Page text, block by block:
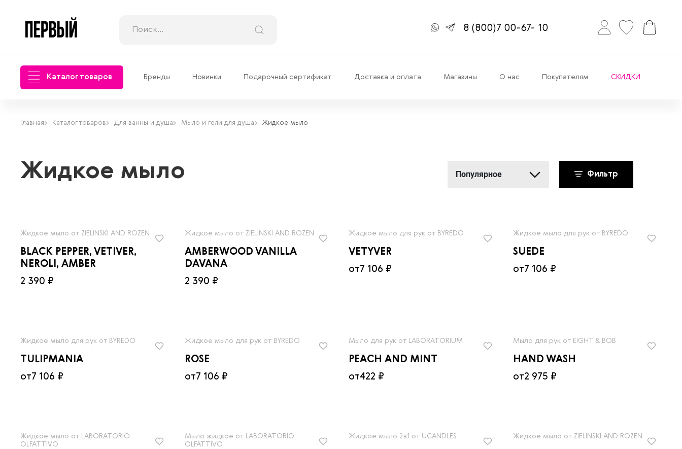
8(800)7 00-67- 10
Каталог товаров Бренды Новинки Подарочный сертификат Доставка и оплата Магазины О нас Покупателям СКИДКИ
Главная Каталог товаров Для ванны и душа Мыло и гели для душа Жидкое мыло
Жидкое мыло Популярное
Сначала дешевле
Сначала дороже
Фильтр
Жидкое мыло от ZIELINSKI AND ROZEN
BLACK PEPPER, VETIVER,
NEROLI, AMBER
2 390 ₽
Жидкое мыло от ZIELINSKI AND ROZEN
AMBERWOOD VANILLA
DAVANA
2 390 ₽
Жидкое мыло для рук от BYREDO
VETYVER
от7 106 ₽
Жидкое мыло для рук от BYREDO
SUEDE
от7 106 ₽
Жидкое мыло для рук от BYREDO
TULIPMANIA
от7 106 ₽
Жидкое мыло для рук от BYREDO
ROSE
от7 106 ₽
Мыло для рук от LABORATORIUM
PEACH AND MINT
от422 ₽
Мыло для рук от EIGHT & BOB
HAND WASH
от2 975 ₽
Жидкое мыло от LABORATORIO
OLFATTIVO
Мыло жидкое от LABORATORIO
OLFATTIVO
Жидкое мыло 2в1 от UCANDLES Жидкое мыло от ZIELINSKI AND ROZEN